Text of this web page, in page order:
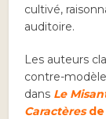
cultivé,
auditoire.
Les auteurs
contre-
dans Le
Caractèresde